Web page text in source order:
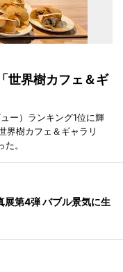
世界樹カフェ＆ギ
ー）ランキング1位に輝
界樹カフェ＆ギャラリ
。
展第4弾 バブル景気に生